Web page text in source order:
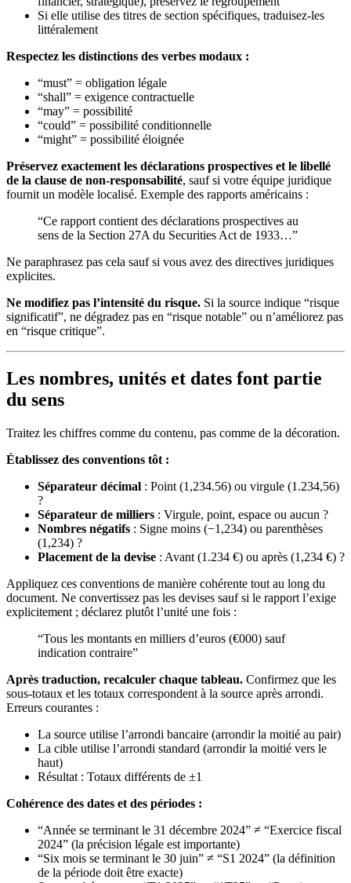
Si elle utilise des titres de section spécifiques, traduisez-les
littéralement
Respectez les distinctions des verbes modaux :
“must” = obligation légale
“shall” = exigence contractuelle
“may” = possibilité
“could” = possibilité conditionnelle
“might” = possibilité éloignée
Préservez exactement les déclarations prospectives et le libellé
de la clause de non-responsabilité, sauf si votre équipe juridique
fournit un modèle localisé. Exemple des rapports américains :
“Ce rapport contient des déclarations prospectives au
sens de la Section 27A du Securities Act de 1933…”
Ne paraphrasez pas cela sauf si vous avez des directives juridiques
explicites.
Ne modifiez pas l’intensité du risque. Si la source indique “risque
significatif”, ne dégradez pas en “risque notable” ou n’améliorez pas
en “risque critique”.
Les nombres, unités et dates font partie
du sens
Traitez les chiffres comme du contenu, pas comme de la décoration.
Établissez des conventions tôt :
Séparateur décimal : Point (1,234.56) ou virgule (1.234,56)
?
Séparateur de milliers : Virgule, point, espace ou aucun ?
Nombres négatifs : Signe moins (−1,234) ou parenthèses
(1,234) ?
Placement de la devise : Avant (1.234 €) ou après (1,234 €) ?
Appliquez ces conventions de manière cohérente tout au long du
document. Ne convertissez pas les devises sauf si le rapport l’exige
explicitement ; déclarez plutôt l’unité une fois :
“Tous les montants en milliers d’euros (€000) sauf
indication contraire”
Après traduction, recalculer chaque tableau. Confirmez que les
sous-totaux et les totaux correspondent à la source après arrondi.
Erreurs courantes :
La source utilise l’arrondi bancaire (arrondir la moitié au pair)
La cible utilise l’arrondi standard (arrondir la moitié vers le
haut)
Résultat : Totaux différents de ±1
Cohérence des dates et des périodes :
“Année se terminant le 31 décembre 2024” ≠ “Exercice fiscal
2024” (la précision légale est importante)
“Six mois se terminant le 30 juin” ≠ “S1 2024” (la définition
de la période doit être exacte)